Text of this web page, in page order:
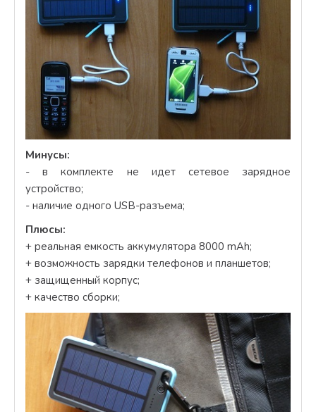
Минусы:
- в комплекте не идет сетевое зарядное
устройство;
- наличие одного USB-разъема;
Плюсы:
+ реальная емкость аккумулятора 8000 mAh;
+ возможность зарядки телефонов и планшетов;
+ защищенный корпус;
+ качество сборки;